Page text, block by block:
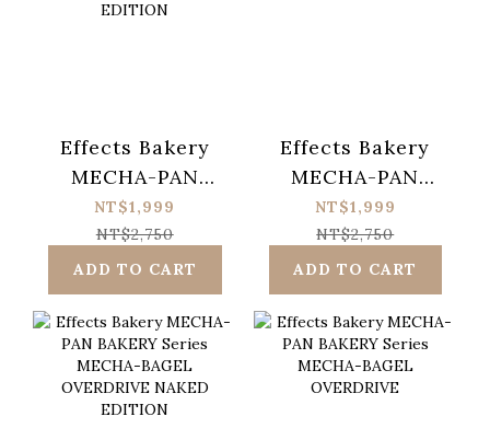
Effects Bakery
MECHA-PAN
BAKERY Series
MECHA-
CROISSANT
DISTORTION
NAKED EDITION
NT$1,999
NT$2,750
ADD TO CART
Effects Bakery
MECHA-PAN
BAKERY Series
MECHA-
CROISSANT
DISTORTION
NT$1,999
NT$2,750
ADD TO CART